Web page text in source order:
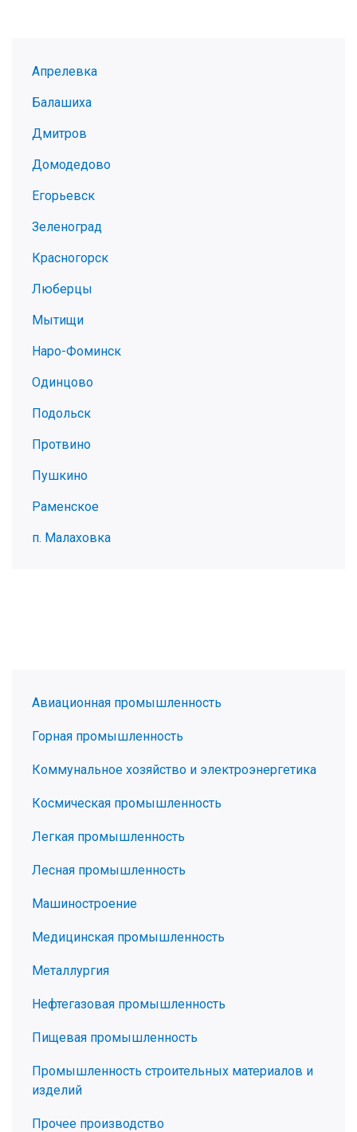
Апрелевка
Балашиха
Дмитров
Домодедово
Егорьевск
Зеленоград
Красногорск
Люберцы
Мытищи
Наро-Фоминск
Одинцово
Подольск
Протвино
Пушкино
Раменское
п. Малаховка
Авиационная промышленность
Горная промышленность
Коммунальное хозяйство и электроэнергетика
Космическая промышленность
Легкая промышленность
Лесная промышленность
Машиностроение
Медицинская промышленность
Металлургия
Нефтегазовая промышленность
Пищевая промышленность
Промышленность строительных материалов и
изделий
Прочее производство